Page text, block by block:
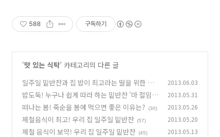
588 구독하기
'맛 있는 식탁' 카테고리의 다른 글
일주일 밑반찬과 집 밥이 최고라는 딸을 위한 식
탁
(57)
2013.06.03
밥도둑! 누구나 쉽게 따라 하는 밑반찬 '마 절임'
(36)
2013.05.31
떠나는 봄! 죽순을 봄에 먹으면 좋은 이유는? (30) 2013.05.26
제철음식이 최고! 우리 집 일주일 밑반찬 (57) 2013.05.20
제철 음식이 보약! 우리 집 일주일 밑반찬 (45) 2013.05.13